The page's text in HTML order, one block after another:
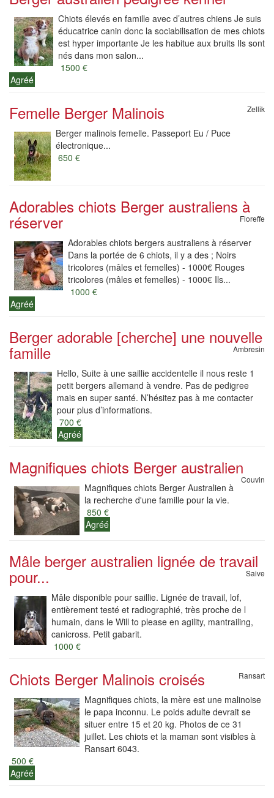
Chiots élevés en famille avec d’autres chiens Je suis
éducatrice canin donc la sociabilisation de mes chiots
est hyper importante Je les habitue aux bruits Ils sont
nés dans mon salon...
1500 €
Agréé
Femelle Berger Malinois Zellik
Berger malinois femelle. Passeport Eu / Puce
électronique...
650 €
Adorables chiots Berger australiens à
réserver Floreffe
Adorables chiots bergers australiens à réserver
Dans la portée de 6 chiots, il y a des ; Noirs
tricolores (mâles et femelles) - 1000€ Rouges
tricolores (mâles et femelles) - 1000€ Ils...
1000 €
Agréé
Berger adorable [cherche] une nouvelle
famille Ambresin
Hello, Suite à une saillie accidentelle il nous reste 1
petit bergers allemand à vendre. Pas de pedigree
mais en super santé. N’hésitez pas à me contacter
pour plus d’informations.
700 €
Agréé
Magnifiques chiots Berger australien
Couvin
Magnifiques chiots Berger Australien à
la recherche d'une famille pour la vie.
850 €
Agréé
Mâle berger australien lignée de travail
pour... Saive
Mâle disponible pour saillie. Lignée de travail, lof,
entièrement testé et radiographié, très proche de l
humain, dans le Will to please en agility, mantrailing,
canicross. Petit gabarit.
1000 €
Chiots Berger Malinois croisés Ransart
Magnifiques chiots, la mère est une malinoise
le papa inconnu. Le poids adulte devrait se
situer entre 15 et 20 kg. Photos de ce 31
juillet. Les chiots et la maman sont visibles à
Ransart 6043.
500 €
Agréé